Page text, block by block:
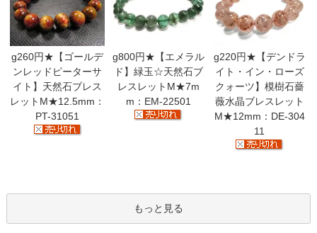
g260円★【ゴールデ
ンレッドピーターサ
イト】天然石ブレス
レットM★12.5mm：
PT-31051
g800円★【エメラル
ド】緑玉☆天然石ブ
レスレットM★7m
m：EM-22501
g220円★【デンドラ
イト・イン・ローズ
クォーツ】模樹石薔
薇水晶ブレスレット
M★12mm：DE-304
11
もっと見る